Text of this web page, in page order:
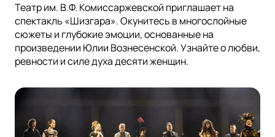
Театр им. В.Ф. Комиссаржевской приглашает на
спектакль «Шизгара». Окунитесь в многослойные
сюжеты и глубокие эмоции, основанные на
произведении Юлии Вознесенской. Узнайте о любви,
ревности и силе духа десяти женщин.